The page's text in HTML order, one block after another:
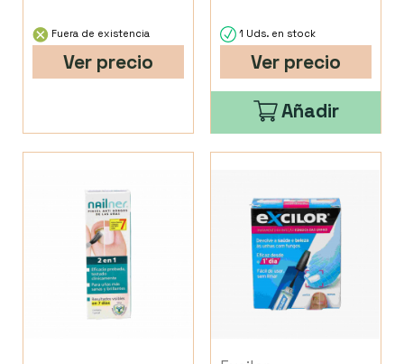
Fuera de existencia
Ver precio
1 Uds. en stock
Ver precio
Añadir